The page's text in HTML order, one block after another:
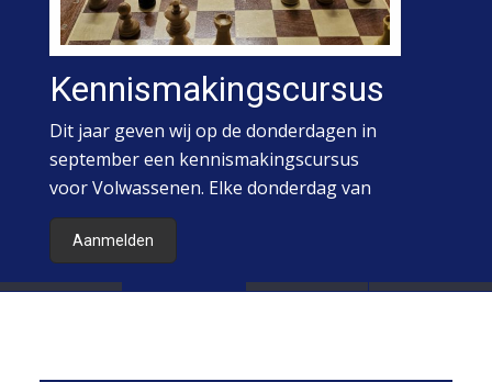
Kennismakingscursus
Dit jaar geven wij op de donderdagen in
september een kennismakingscursus
voor Volwassenen. Elke donderdag van
19.00 tot 20.30.
Aanmelden